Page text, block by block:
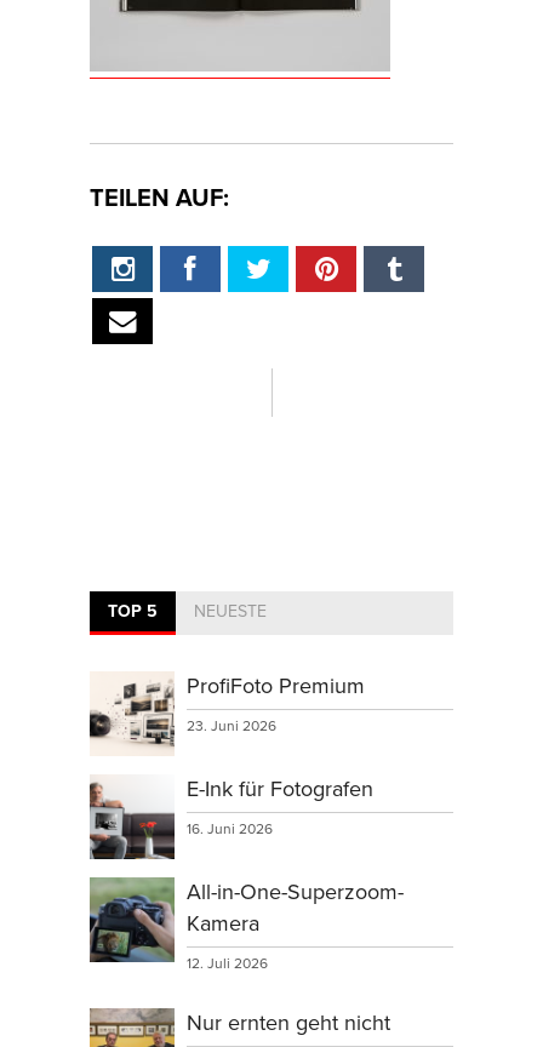
TEILEN AUF:
TOP 5 NEUESTE
ProfiFoto Premium
23. Juni 2026
E-Ink für Fotografen
16. Juni 2026
All-in-One-Superzoom-
Kamera
12. Juli 2026
Nur ernten geht nicht